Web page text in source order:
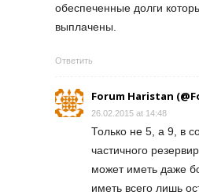
обеспеченные долги
выплачены.
Ответить
Forum Haristan
26.02.2015 at 14:48
Только не 5, а 9, в
частичного
может иметь даже
иметь всего лишь